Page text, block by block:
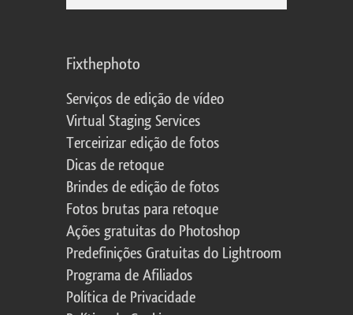
Fixthephoto
Serviços de edição de vídeo
Virtual Staging Services
Terceirizar edição de fotos
Dicas de retoque
Brindes de edição de fotos
Fotos brutas para retoque
Ações gratuitas do Photoshop
Predefinições Gratuitas do Lightroom
Programa de Afiliados
Política de Privacidade